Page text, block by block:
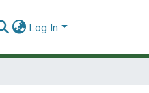
Log In